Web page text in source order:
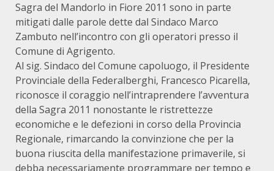
Sagra del Mandorlo in Fiore 2011 sono in parte
mitigati dalle parole dette dal Sindaco Marco
Zambuto nell’incontro con gli operatori presso il
Comune di Agrigento.
Al sig. Sindaco del Comune capoluogo, il Presidente
Provinciale della Federalberghi, Francesco Picarella,
riconosce il coraggio nell’intraprendere l’avventura
della Sagra 2011 nonostante le ristrettezze
economiche e le defezioni in corso della Provincia
Regionale, rimarcando la convinzione che per la
buona riuscita della manifestazione primaverile, si
debba necessariamente programmare per tempo e